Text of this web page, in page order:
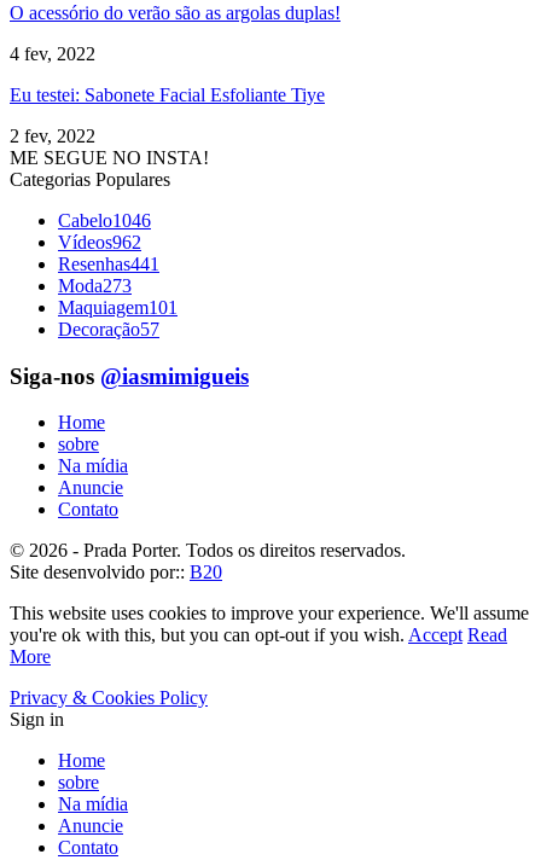
O acessório do verão são as argolas duplas!
4 fev, 2022
Eu testei: Sabonete Facial Esfoliante Tiye
2 fev, 2022
ME SEGUE NO INSTA!
Categorias Populares
Cabelo1046
Vídeos962
Resenhas441
Moda273
Maquiagem101
Decoração57
Siga-nos @iasmimigueis
Home
sobre
Na mídia
Anuncie
Contato
© 2026 - Prada Porter. Todos os direitos reservados.
Site desenvolvido por:: B20
This website uses cookies to improve your experience. We'll assume
you're ok with this, but you can opt-out if you wish. Accept Read
More
Privacy & Cookies Policy
Sign in
Home
sobre
Na mídia
Anuncie
Contato